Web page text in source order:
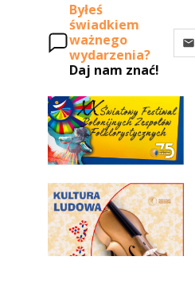
Byłeś
świadkiem
ważnego
wydarzenia?
Daj nam znać!